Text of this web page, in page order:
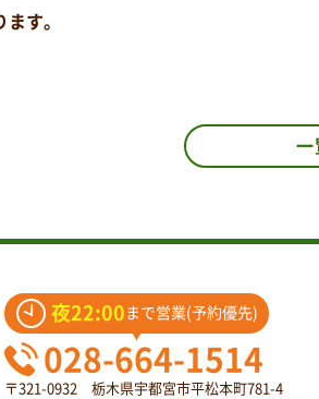
す。
一
夜22:00 まで営業(予約優先)
028-664-1514
〒321-0932 栃木県宇都宮市平松本町781-4